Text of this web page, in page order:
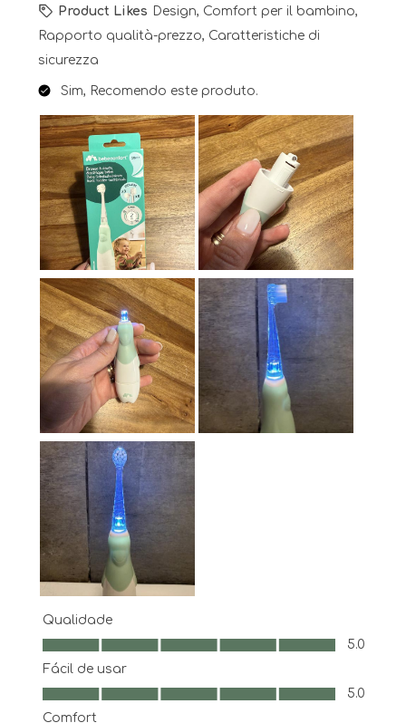
Product Likes Design, Comfort per il bambino,
Rapporto qualità-prezzo, Caratteristiche di
sicurezza
Sim, Recomendo este produto.
Qualidade
Qualidade, 5.0 em 5
5.0
Fácil de usar
Fácil de usar, 5.0 em 5
5.0
Comfort